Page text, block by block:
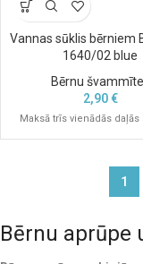
Vannas sūklis bērniem
1640/02 blue
Bērnu
2,90€
Maksā trīs vienādās daļās
1
Bērnu aprūpe